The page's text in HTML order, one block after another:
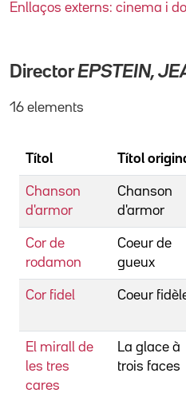
Enllaços externs: cinema i
DirectorEPSTEIN,
16 elements
Títol Títol
Chanson
d'armor
Chanson
d'armor
Cor de
rodamon
Coeur de
gueux
Cor fidel Coeur
El mirall de
les tres
cares
La glace à
trois faces